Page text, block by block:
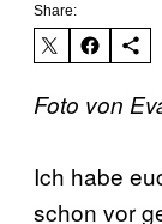
Share:
Foto von
Ich habe
schon vor